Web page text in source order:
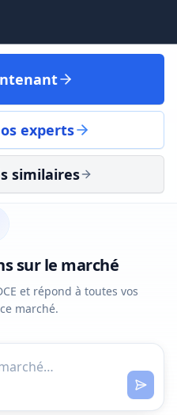
experts
similaires
sur le marché
et répond à toutes vos
marché.